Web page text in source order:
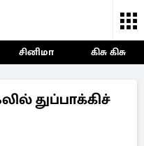
சினிமா கிசு கிசு
துப்பாக்கிச்